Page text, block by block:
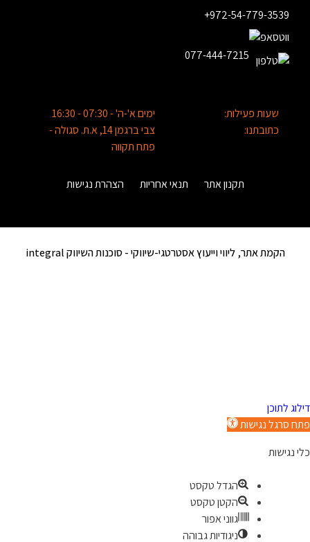
+972-54-779-3539
077-444-7215
שעות פעילות:
ימים א'-ה' - 07:30 - 16:30
כתובתנו:
צבי ברגמן 14, א.ת. סגולה -
פתח תקווה
תקנון אתר תנאי אחריות הצהרת נגישות
הקמת אתר, ליווי וייעוץ אסטרטגי-שיווקי -סוכנות השיווק integral
דילוג לתוכן
פתח סרגל נגישות
כלי נגישות
הגדל טקסט
הקטן טקסט
גווני אפור
ניגודיות גבוהה